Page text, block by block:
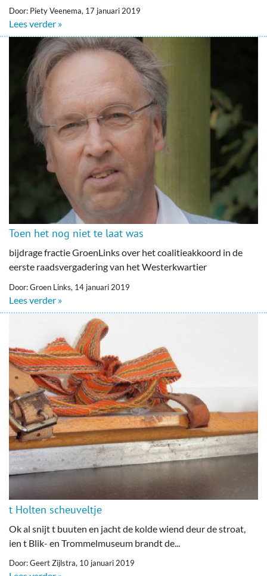
Door: Piety Veenema, 17 januari 2019
Lees verder »
Toen het nog niet te laat was
bijdrage fractie GroenLinks over het coalitieakkoord in de
eerste raadsvergadering van het Westerkwartier
Door: Groen Links, 14 januari 2019
Lees verder »
t Holten scheuveltje
Ok al snijt t buuten en jacht de kolde wiend deur de stroat,
ien t Blik- en Trommelmuseum brandt de...
Door: Geert Zijlstra, 10 januari 2019